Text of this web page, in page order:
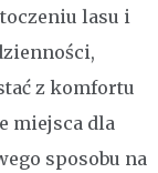
lasu i
z komfortu
miejsca dla
sposobu na